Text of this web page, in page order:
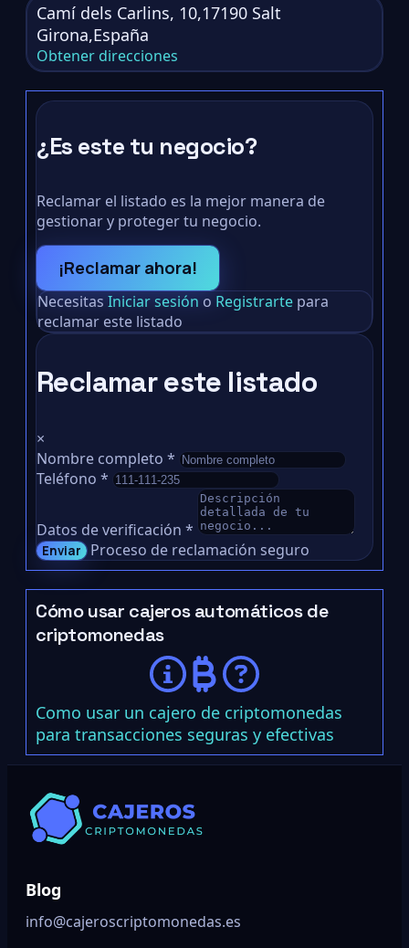
Camí dels Carlins, 10,17190 Salt
Girona,España
Obtener direcciones
¿Es este tu negocio?
Reclamar el listado es la mejor manera de
gestionar y proteger tu negocio.
¡Reclamar ahora!
Necesitas Iniciar sesión o Registrarte para
reclamar este listado
Reclamar este listado
×
Nombre completo *
Teléfono *
Datos de verificación *
Enviar Proceso de reclamación seguro
Cómo usar cajeros automáticos de
criptomonedas
Como usar un cajero de criptomonedas
para transacciones seguras y efectivas
Blog
info@cajeroscriptomonedas.es